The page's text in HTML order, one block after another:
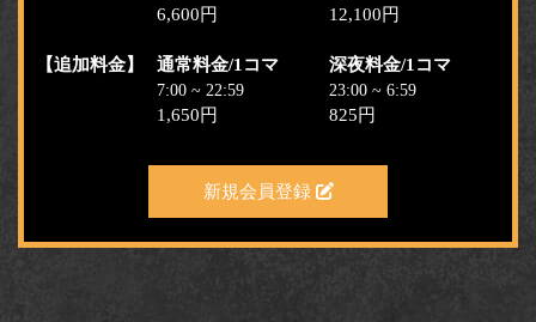
6,600円 12,100円
【追加料金】 通常料金/1コマ 深夜料金/1コマ
7:00 ~ 22:59 23:00 ~ 6:59
1,650円 825円
新規会員登録